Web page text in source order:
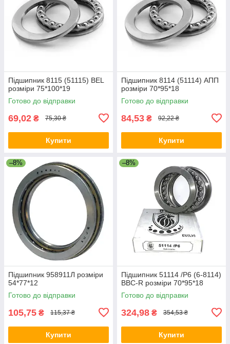
Підшипник 8115 (51115) BEL
розміри 75*100*19
Готово до відправки
69,02 ₴ 75,30 ₴
Купити
Підшипник 8114 (51114) АПП
розміри 70*95*18
Готово до відправки
84,53 ₴ 92,22 ₴
Купити
–8%
Підшипник 958911Л розміри
54*77*12
Готово до відправки
105,75 ₴ 115,37 ₴
Купити
–8%
Підшипник 51114 /P6 (6-8114)
BBC-R розміри 70*95*18
Готово до відправки
324,98 ₴ 354,53 ₴
Купити